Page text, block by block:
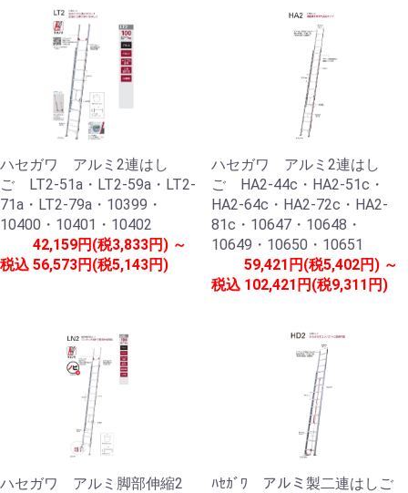
ハセガワ アルミ2連はし
ご LT2-51a・LT2-59a・LT2-
71a・LT2-79a・10399・
10400・10401・10402
税込
42,159円(税3,833円) ～
56,573円(税5,143円)
ハセガワ アルミ2連はし
ご HA2-44c・HA2-51c・
HA2-64c・HA2-72c・HA2-
81c・10647・10648・
10649・10650・10651
税込
59,421円(税5,402円) ～
102,421円(税9,311円)
ハセガワ アルミ脚部伸縮2 ﾊｾｶﾞﾜ アルミ製二連はしご